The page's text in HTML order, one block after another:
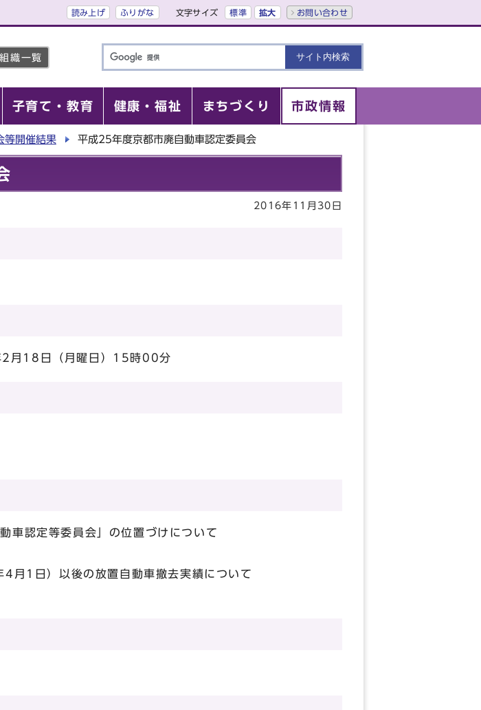
読み上げ ふりがな 文字サイズ 標準 拡大 お問い合わせ
組織一覧
子育て・教育 健康・福祉 まちづくり 市政情報
等開催結果 平成25年度京都市廃自動車認定委員会
2016年11月30日
月18日（月曜日）15時00分
車認定等委員会」の位置づけについて
月1日）以後の放置自動車撤去実績について